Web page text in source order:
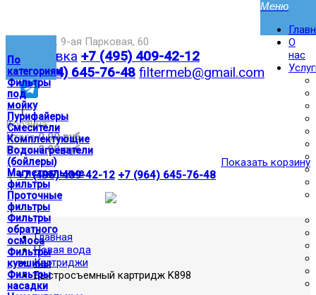
По
категориям
Фильтры
под
мойку
Пурифайеры
Смесители
Комплектующие
Водонагреватели
(бойлеры)
Магистральные
фильтры
Проточные
фильтры
Фильтры
обратного
осмоса
Фильтры
кувшины
Фильтры
насадки
Москва,ул. 9-ая Парковая, 60
Доставка +7 (495) 409-42-12
+7 (964) 645-76-48 filtermeb@gmail.com
|
Корзина:
Итого0.00 руб
Итого0.00 руб
Показать корзину
| +7 (495) 409-42-12 +7 (964) 645-76-48
О
нас
Главная
Новая вода
Картриджи
Быстросъемный картридж K898